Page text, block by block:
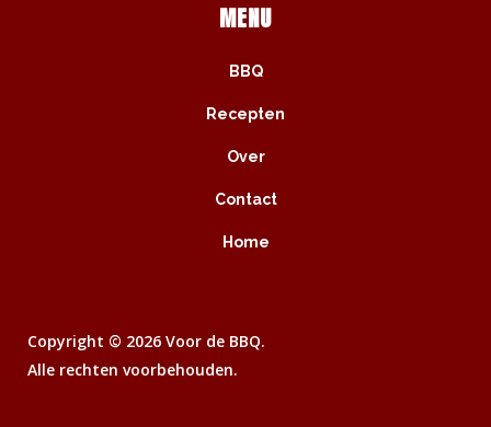
MENU
BBQ
Recepten
Over
Contact
Home
Copyright © 2026 Voor de BBQ.
Alle rechten voorbehouden.